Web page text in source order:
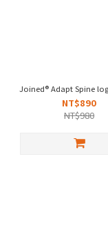
Joined® Adapt Spine
NT$890
NT$980